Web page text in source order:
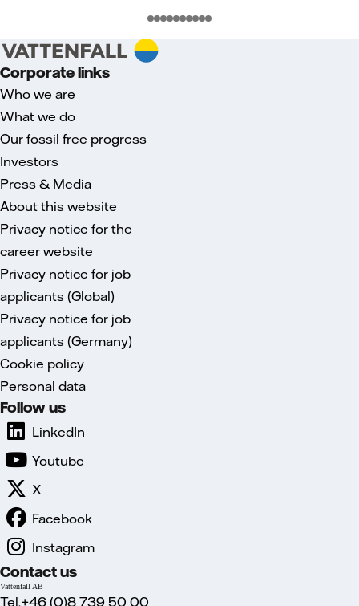
Corporate links
Who we are
What we do
Our fossil free progress
Investors
Press & Media
About this website
Privacy notice for the
career website
Privacy notice for job
applicants (Global)
Privacy notice for job
applicants (Germany)
Cookie policy
Personal data
Follow us
LinkedIn
Youtube
X
Facebook
Instagram
Contact us
Vattenfall AB
Tel.+46 (0)8 739 50 00